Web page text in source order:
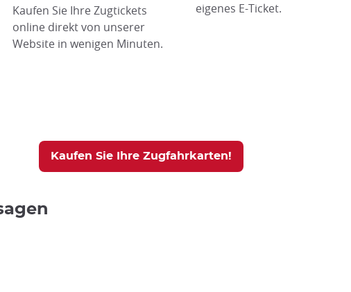
Kaufen Sie Ihre Zugtickets
online direkt von unserer
Website in wenigen Minuten.
eigenes E-Ticket.
Kaufen Sie Ihre Zugfahrkarten!